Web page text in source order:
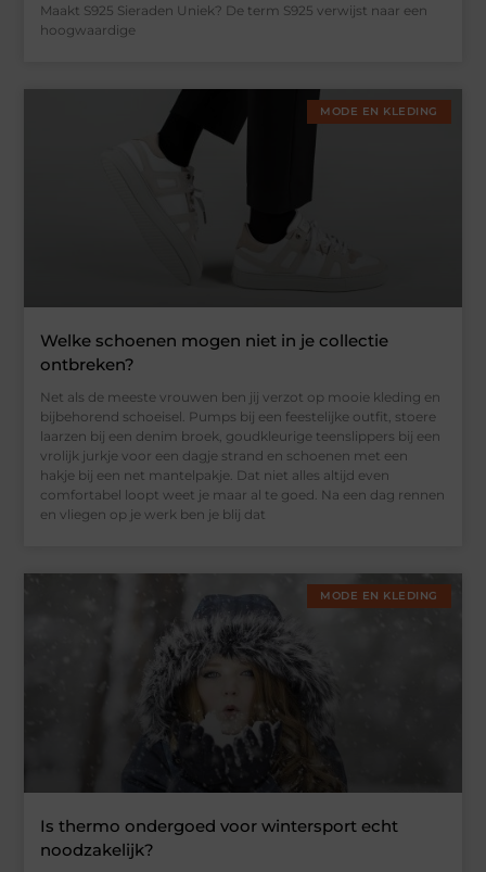
Maakt S925 Sieraden Uniek? De term S925 verwijst naar een
hoogwaardige
MODE EN KLEDING
Welke schoenen mogen niet in je collectie
ontbreken?
Net als de meeste vrouwen ben jij verzot op mooie kleding en
bijbehorend schoeisel. Pumps bij een feestelijke outfit, stoere
laarzen bij een denim broek, goudkleurige teenslippers bij een
vrolijk jurkje voor een dagje strand en schoenen met een
hakje bij een net mantelpakje. Dat niet alles altijd even
comfortabel loopt weet je maar al te goed. Na een dag rennen
en vliegen op je werk ben je blij dat
MODE EN KLEDING
Is thermo ondergoed voor wintersport echt
noodzakelijk?